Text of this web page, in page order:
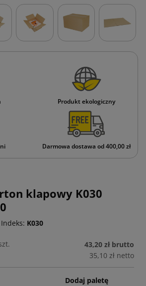
Produkt ekologiczny
Darmowa dostawa od 400,00 zł
klapowy K030
Indeks: K030
43,20 zł brutto
35,10 zł netto
Dodaj paletę